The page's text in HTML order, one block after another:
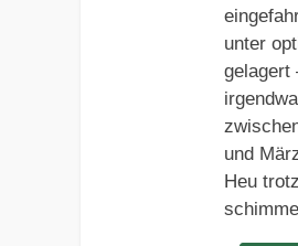
unter
gelagert
und
Heu